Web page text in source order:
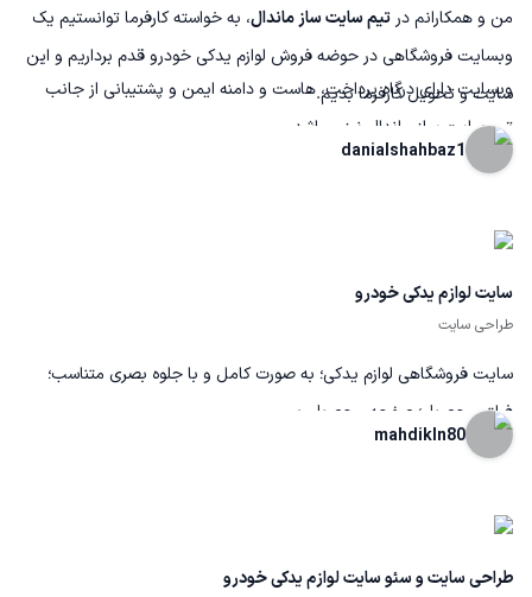
من و همکارانم در تیم سایت ساز ماندال، به خواسته کارفرما توانستیم یک
وبسایت فروشگاهی در حوضه فروش لوازم یدکی خودرو قدم برداریم و این
سایت و تحویل کارفرما بدیم.
وبسایت دارای درگاه پرداخت، هاست و دامنه ایمن و پشتیبانی از جانب
تیم سایت ساز ماندال نیز میباشد.
danialshahbaz1
سایت لوازم یدکی خودرو
طراحی سایت
سایت فروشگاهی لوازم یدکی؛ به صورت کامل و با جلوه بصری متناسب؛
فیلتر محصول؛ صفحه محصول و ...
mahdikln80
طراحی سایت و سئو سایت لوازم یدکی خودرو